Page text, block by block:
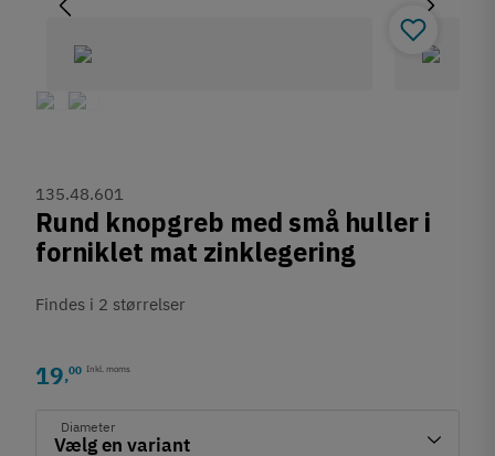
135.48.601
Rund knopgreb med små huller i
forniklet mat zinklegering
Findes i 2 størrelser
19,00 Inkl. moms
Diameter